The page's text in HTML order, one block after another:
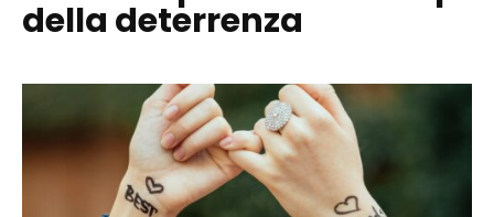
della deterrenza